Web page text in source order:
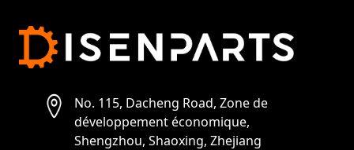
No. 115, Dacheng Road, Zone de
développement économique,
Shengzhou, Shaoxing, Zhejiang